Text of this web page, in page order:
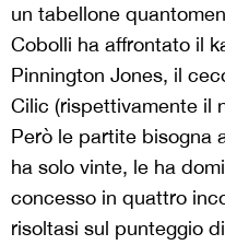
un tabellone
Cobolli ha affrontato il
Pinnington Jones, il
Cilic (rispettivamente il
Però le partite bisogna
ha solo vinte, le ha
concesso in quattro
risoltasi sul punteggio